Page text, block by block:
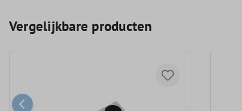
Vergelijkbare producten